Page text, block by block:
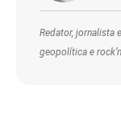
Redator, jornalista
geopolítica e